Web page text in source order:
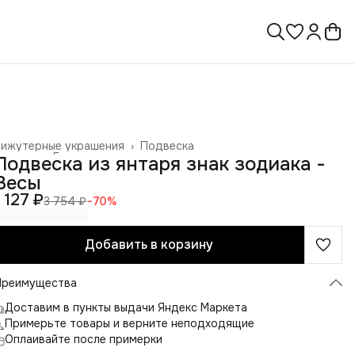
Подвеска
украшения ›
Галантерея и аксессуары ›
›
из янтаря знак зодиака -
127 ₽3 754 ₽−70%
Добавить в корзину
Доставим в пункты выдачи Яндекс Маркета
Примерьте товары и верните неподходящие
Оплаивайте после примерки